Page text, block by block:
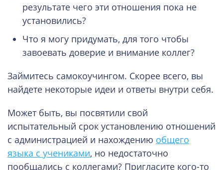
результате чего эти отношения пока не
установились?
Что я могу придумать, для того чтобы
завоевать доверие и внимание коллег?
Займитесь самокоучингом. Скорее всего, вы
найдете некоторые идеи и ответы внутри себя.
Может быть, вы посвятили свой
испытательный срок установлению отношений
с администрацией и нахождению общего
языка с учениками, но недостаточно
пообщались с коллегами? Пригласите кого-то